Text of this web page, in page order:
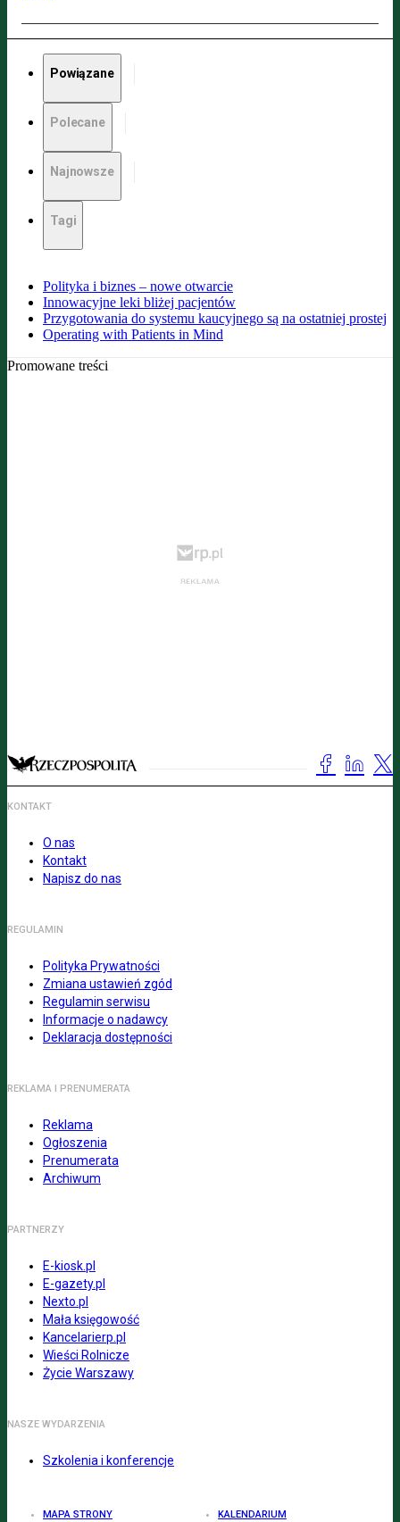
Powiązane
Polecane
Najnowsze
Tagi
Polityka i biznes – nowe otwarcie
Innowacyjne leki bliżej pacjentów
Przygotowania do systemu kaucyjnego są na ostatniej prostej
Operating with Patients in Mind
Promowane treści
KONTAKT
O nas
Kontakt
Napisz do nas
REGULAMIN
Polityka Prywatności
Zmiana ustawień zgód
Regulamin serwisu
Informacje o nadawcy
Deklaracja dostępności
REKLAMA I PRENUMERATA
Reklama
Ogłoszenia
Prenumerata
Archiwum
PARTNERZY
E-kiosk.pl
E-gazety.pl
Nexto.pl
Mała księgowość
Kancelarierp.pl
Wieści Rolnicze
Życie Warszawy
NASZE WYDARZENIA
Szkolenia i konferencje
MAPA STRONY KALENDARIUM